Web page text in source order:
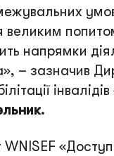
великим
напрямки
, – зазначив